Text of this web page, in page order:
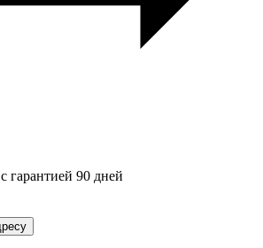
гарантией 90 дней